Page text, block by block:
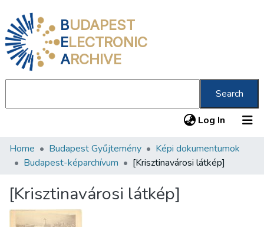
BUDAPEST
ELECTRONIC
ARCHIVE
Search
Log In (current)
Communities & Collections
Statistics
About us
Home Budapest Gyűjtemény
Képi dokumentumok
Budapest-képarchívum
[Krisztinavárosi látkép]
[Krisztinavárosi látkép]